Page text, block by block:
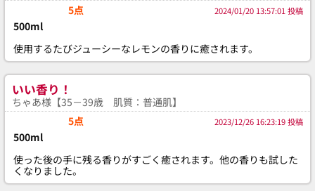
5点
2024/01/20 13:57:01 投稿
500ml
使用するたびジューシーなレモンの香りに癒されます。
いい香り！
ちゃあ様【35－39歳 肌質：普通肌】
5点
2023/12/26 16:23:19 投稿
500ml
使った後の手に残る香りがすごく癒されます。他の香りも試した
くなりました。